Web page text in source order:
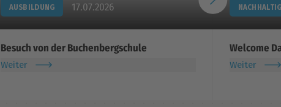
AUSBILDUNG 17.07.2026
Besuch von der Buchenbergschule
Weiter
Welcome
Weiter